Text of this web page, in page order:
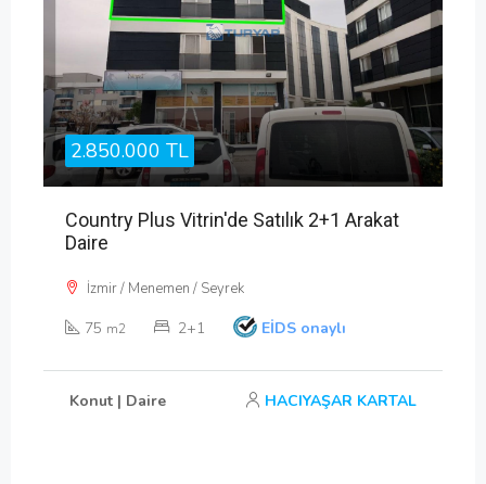
2.850.000 TL
Country Plus Vitrin'de Satılık 2+1 Arakat
Daire
İzmir / Menemen / Seyrek
75 m2 2+1 EİDS onaylı
Konut | Daire HACIYAŞAR KARTAL